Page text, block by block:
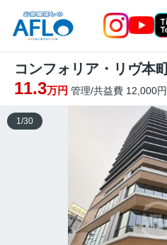
コンフォリア・リヴ本
11.3万円 管理/共益費 12,000円
1 /30